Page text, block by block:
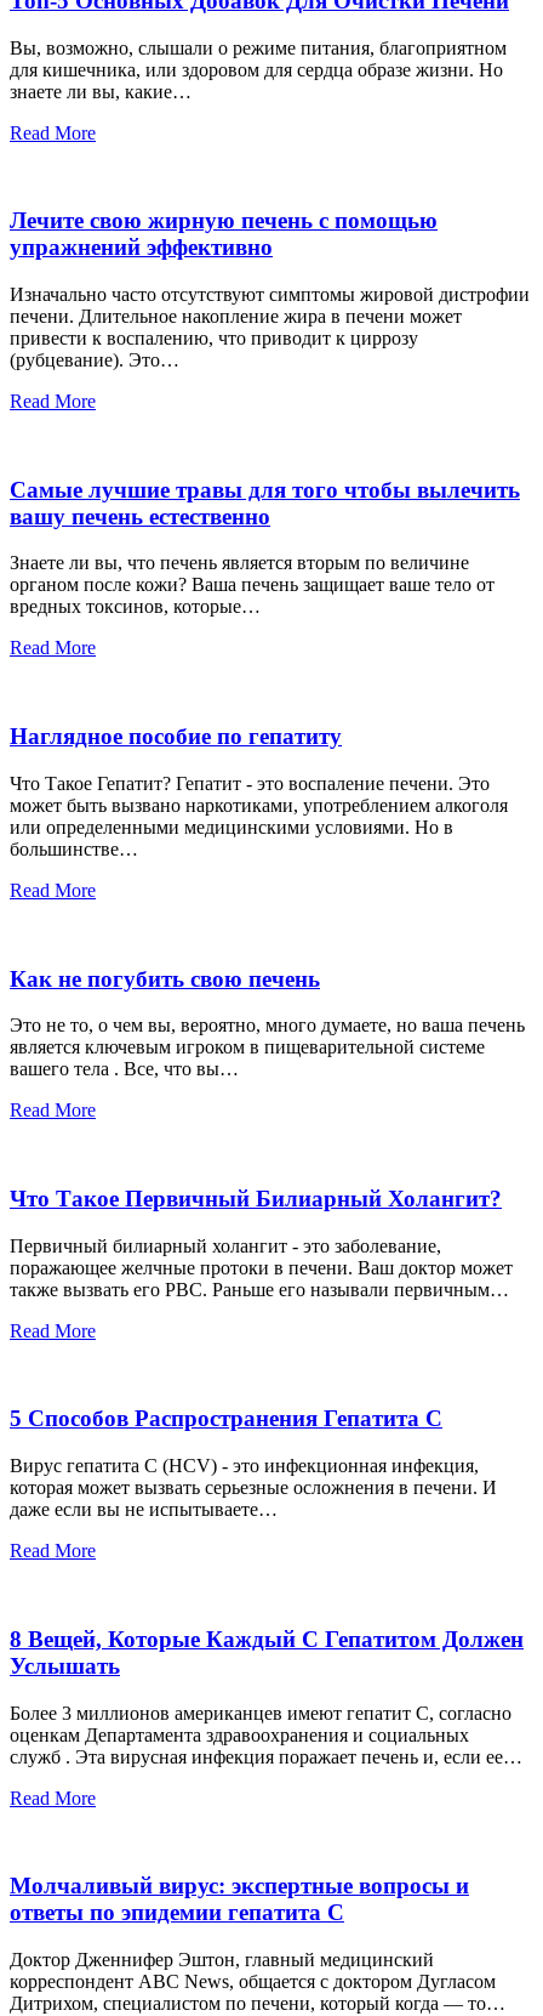
Вы, возможно, слышали о режиме питания, благоприятном
для кишечника, или здоровом для сердца образе жизни. Но
знаете ли вы, какие…
Read More
Лечите свою жирную печень с помощью
упражнений эффективно
Изначально часто отсутствуют симптомы жировой дистрофии
печени. Длительное накопление жира в печени может
привести к воспалению, что приводит к циррозу
(рубцевание). Это…
Read More
Самые лучшие травы для того чтобы вылечить
вашу печень естественно
Знаете ли вы, что печень является вторым по величине
органом после кожи? Ваша печень защищает ваше тело от
вредных токсинов, которые…
Read More
Наглядное пособие по гепатиту
Что Такое Гепатит? Гепатит - это воспаление печени. Это
может быть вызвано наркотиками, употреблением алкоголя
или определенными медицинскими условиями. Но в
большинстве…
Read More
Как не погубить свою печень
Это не то, о чем вы, вероятно, много думаете, но ваша печень
является ключевым игроком в пищеварительной системе
вашего тела . Все, что вы…
Read More
Что Такое Первичный Билиарный Холангит?
Первичный билиарный холангит - это заболевание,
поражающее желчные протоки в печени. Ваш доктор может
также вызвать его PBC. Раньше его называли первичным…
Read More
5 Способов Распространения Гепатита С
Вирус гепатита С (HCV) - это инфекционная инфекция,
которая может вызвать серьезные осложнения в печени. И
даже если вы не испытываете…
Read More
8 Вещей, Которые Каждый С Гепатитом Должен
Услышать
Более 3 миллионов американцев имеют гепатит С, согласно
оценкам Департамента здравоохранения и социальных
служб . Эта вирусная инфекция поражает печень и, если ее…
Read More
Молчаливый вирус: экспертные вопросы и
ответы по эпидемии гепатита С
Доктор Дженнифер Эштон, главный медицинский
корреспондент ABC News, общается с доктором Дугласом
Дитрихом, специалистом по печени, который когда — то…